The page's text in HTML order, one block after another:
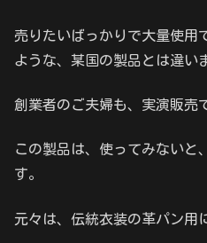
売りたいばっかりで大量使用
ような、某国の製品とは違い
創業者のご夫婦も、実演販売
この製品は、使ってみないと
す。
元々は、伝統衣装の革パン用